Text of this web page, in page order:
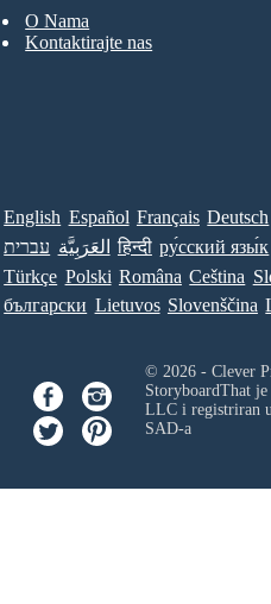
O Nama
Kontaktirajte nas
English Español Français Deutsch
עברית العَرَبِيَّة हिन्दी ру́сский язы́к
Türkçe Polski Româna Ceština
български Lietuvos Slovenščina
© 2026 - Clever
StoryboardThat
LLCi registriran u
SAD-a